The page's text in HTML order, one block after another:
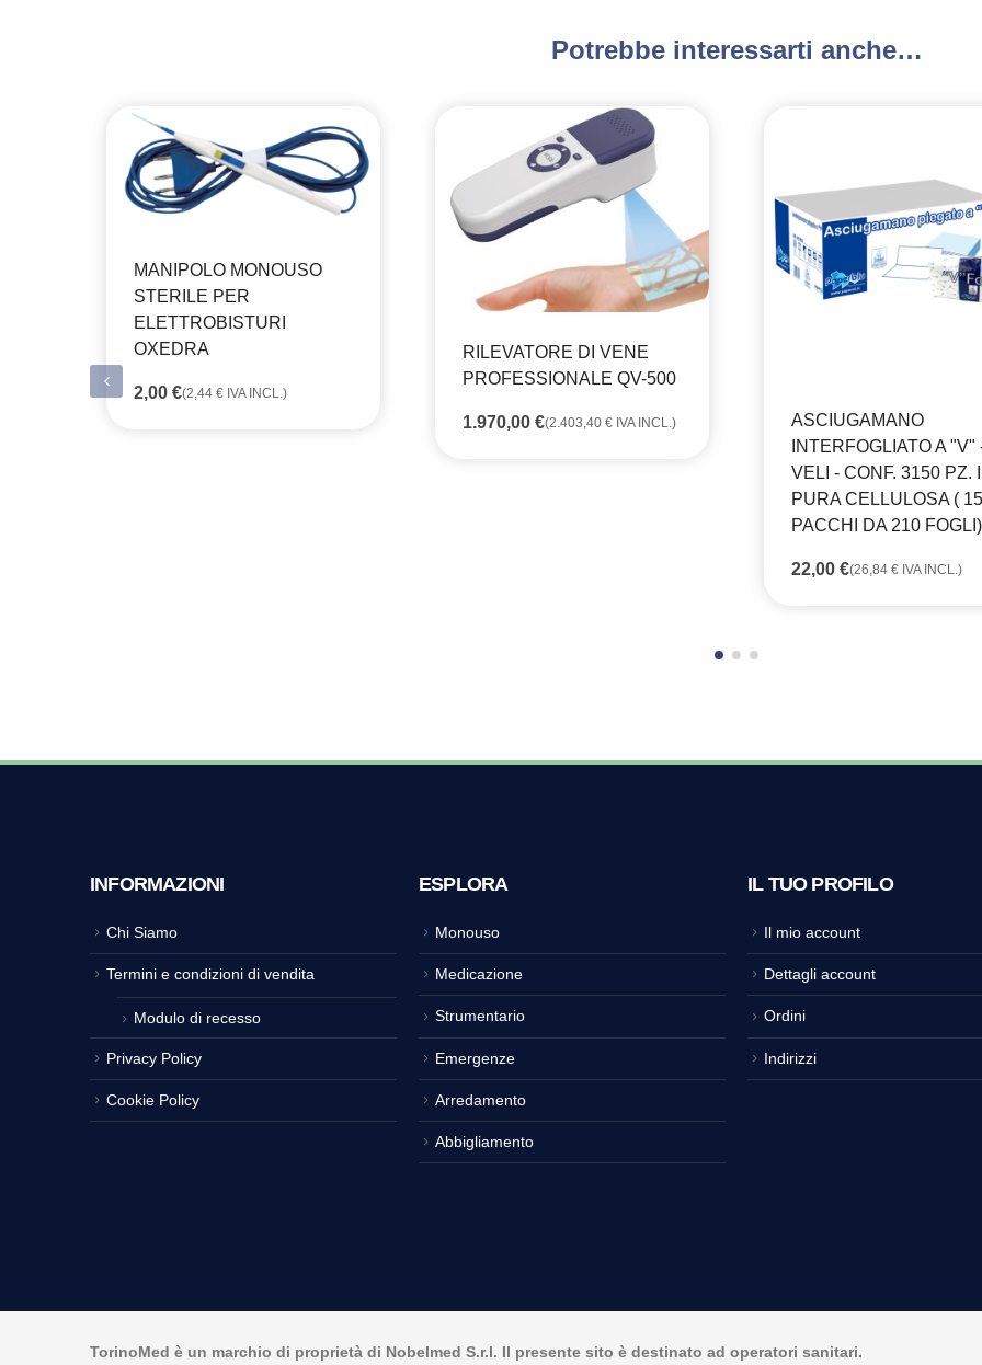
Potrebbe interessarti anche…
MANIPOLO MONOUSO
STERILE PER
ELETTROBISTURI
OXEDRA
2,00 €(2,44 € IVA INCL.)
RILEVATORE DI VENE
PROFESSIONALE QV-500
1.970,00 €(2.403,40 € IVA INCL.)
ASCIUGAMANO
INTERFOGLIATO A "V"
VELI - CONF. 3150 PZ.
PURA CELLULOSA ( 15
PACCHI DA 210 FOGLI)
22,00 €(26,84 € IVA INCL.)
INFORMAZIONI
Chi Siamo
Termini e condizioni di vendita
Modulo di recesso
Privacy Policy
Cookie Policy
ESPLORA
Monouso
Medicazione
Strumentario
Emergenze
Arredamento
Abbigliamento
IL TUO PROFILO
Il mio account
Dettagli account
Ordini
Indirizzi
TorinoMed è un marchio di proprietà di Nobelmed S.r.l. Il presente sito è destinato ad operatori sanitari.